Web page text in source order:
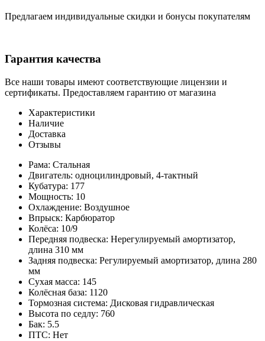
Предлагаем индивидуальные скидки и бонусы покупателям
Гарантия качества
Все наши товары имеют соответствующие лицензии и
сертификаты. Предоставляем гарантию от магазина
Характеристики
Наличие
Доставка
Отзывы
Рама: Стальная
Двигатель: одноцилиндровый, 4-тактный
Кубатура: 177
Мощность: 10
Охлаждение: Воздушное
Впрыск: Карбюратор
Колёса: 10/9
Передняя подвеска: Нерегулируемый амортизатор,
длина 310 мм
Задняя подвеска: Регулируемый амортизатор, длина 280
мм
Сухая масса: 145
Колёсная база: 1120
Тормозная система: Дисковая гидравлическая
Высота по седлу: 760
Бак: 5.5
ПТС: Нет